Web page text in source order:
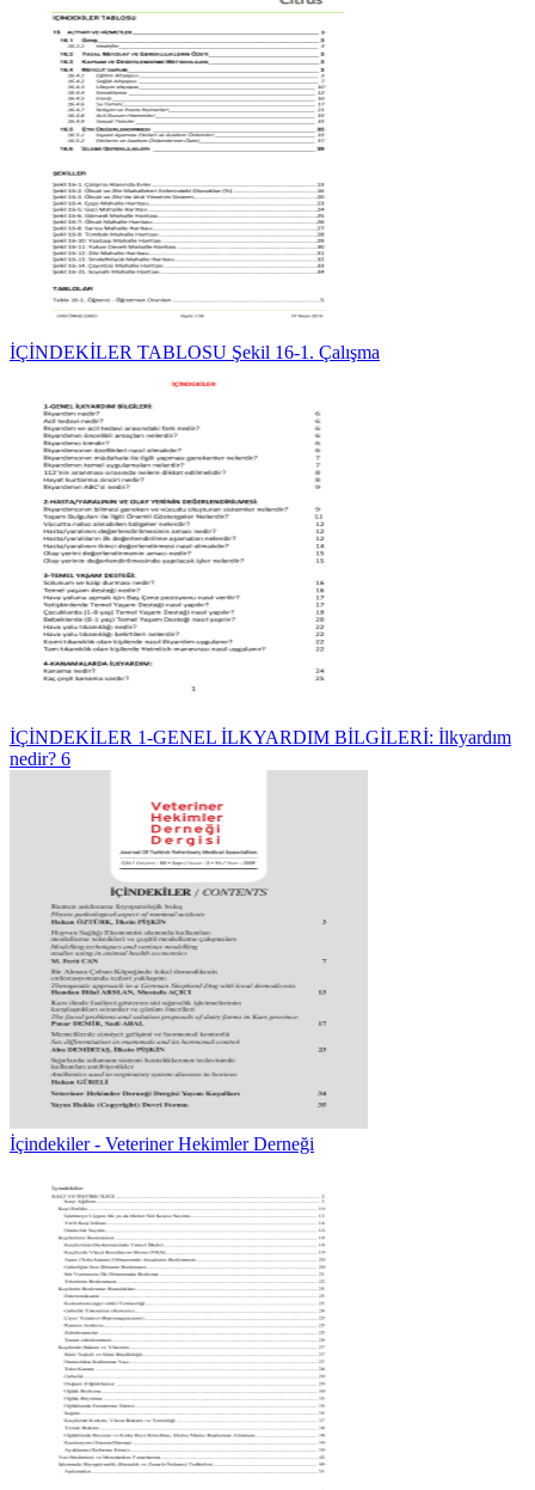
İÇİNDEKİLER TABLOSU Şekil 16-1. Çalışma
İÇİNDEKİLER 1-GENEL İLKYARDIM BİLGİLERİ: İlkyardım
nedir? 6
İçindekiler - Veteriner Hekimler Derneği